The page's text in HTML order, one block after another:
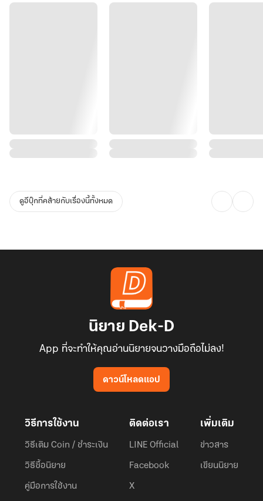
ดูอีบุ๊กที่คล้ายกับเรื่องนี้ทั้งหมด
นิยาย Dek-D
App ที่จะทำให้คุณอ่านนิยายจนวางมือถือไม่ลง!
ดาวน์โหลดแอป
วิธีการใช้งาน
วิธีเติม Coin / ชำระเงิน
วิธีซื้อนิยาย
คู่มือการใช้งาน
ติดต่อเรา
LINE Official
Facebook
X
เพิ่มเติม
ข่าวสาร
เขียนนิยาย